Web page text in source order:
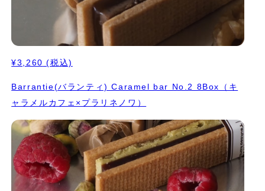
¥3,260 (税込)
Barrantie(バランティ) Caramel bar No.2 8Box（キ
ャラメルカフェ×プラリネノワ）